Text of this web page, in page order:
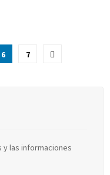
6 7
y las informaciones